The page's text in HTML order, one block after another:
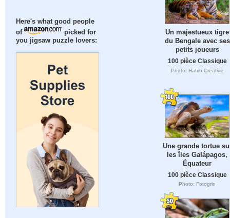
Here's what good people
of
picked for
you jigsaw puzzle lovers:
Un majestueux tigre
du Bengale avec ses
petits joueurs
100 pièce Classique
Photo: Habib Creative
Une grande tortue
les îles Galápagos,
Équateur
100 pièce Classique
Photo: Fotogrin